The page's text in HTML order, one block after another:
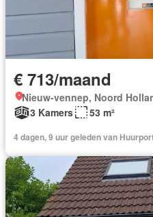
€ 713/maand
Nieuw-vennep, Noord
3 Kamers
53 m²
4 dagen, 9 uur geleden van